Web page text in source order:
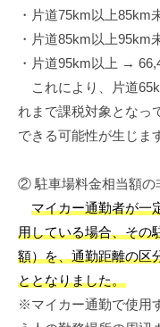
・片道75km以上85km
・片道85km以上95km
・片道95km以上 →
これにより、片道
れまで課税対象となっ
できる可能性が生じま
② 駐車場料金相当額の
マイカー通勤者が一
用している場合、その
額）を、通勤距離の区
ととなりました。
※マイカー通勤で使用